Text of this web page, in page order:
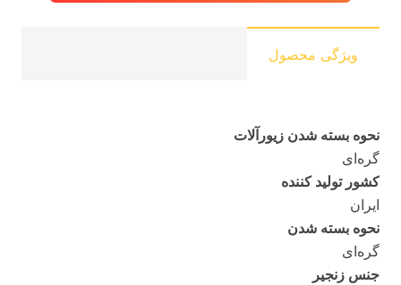
ویژگی محصول
نحوه بسته شدن زیورآلات
گره‌ای
کشور تولید کننده
ایران
نحوه بسته شدن
گره‌ای
جنس زنجیر